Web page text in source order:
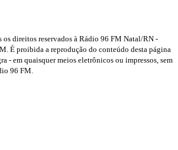
direitos reservados à Rádio 96 FM Natal/RN -
É proibida a reprodução do conteúdo desta página
- em quaisquer meios eletrônicos ou impressos, sem
96 FM.